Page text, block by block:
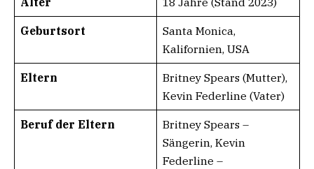
Geburtsort
Santa Monica,
Kalifornien, USA
Eltern
Britney Spears (Mutter),
Kevin Federline (Vater)
Beruf der Eltern
Britney Spears –
Sängerin, Kevin
Federline –